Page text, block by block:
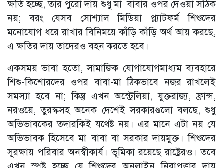
ক্ষতি হচ্ছে, তার পুরো দায় শুধু মা–বাবার ওপর দেওয়া সঠিক
নয়; বরং যেসব সোশ্যাল মিডিয়া প্ল্যাটফর্ম শিশুদের
মনোযোগ ধরে রাখার বিনিময়ে কাঁড়ি কাঁড়ি অর্থ আয় করছে,
এ ক্ষতির দায় তাদেরও বহন করতে হবে।
একসময় ভাবা হতো, সামাজিক যোগাযোগমাধ্যম ব্যবহারে
শিশু-কিশোরদের ওপর বাবা-মা ঠিকভাবে নজর রাখলেই
সমস্যা হবে না; কিন্তু এখন অস্ট্রেলিয়া, যুক্তরাজ্য, ফ্রান্স,
নরওয়ে, তুরস্কসহ অনেক দেশেই সরকারগুলো বলছে, শুধু
অভিভাবকের তদারকিই যথেষ্ট নয়। এর মানে এটা নয় যে
অভিভাবক হিসেবে মা–বাবা বা সরকার দায়মুক্ত। শিশুদের
সুরক্ষায় পরিবার অনস্বীকার্য। ভূমিকা রয়েছে রাষ্ট্রেরও। তবে